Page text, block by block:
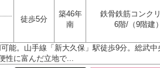
徒歩5分
築46年
南
鉄骨鉄筋コンク
6階/（9階建）
能。山手線「新大久保」駅徒歩9分。総武中
性に富んだ立地で...